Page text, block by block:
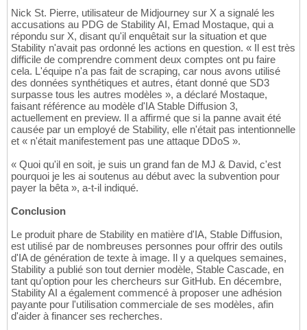
Nick St. Pierre, utilisateur de Midjourney sur X a signalé les
accusations au PDG de Stability AI, Emad Mostaque, qui a
répondu sur X, disant qu'il enquêtait sur la situation et que
Stability n'avait pas ordonné les actions en question. « Il est très
difficile de comprendre comment deux comptes ont pu faire
cela. L'équipe n'a pas fait de scraping, car nous avons utilisé
des données synthétiques et autres, étant donné que SD3
surpasse tous les autres modèles », a déclaré Mostaque,
faisant référence au modèle d'IA Stable Diffusion 3,
actuellement en preview. Il a affirmé que si la panne avait été
causée par un employé de Stability, elle n'était pas intentionnelle
et « n'était manifestement pas une attaque DDoS ».
« Quoi qu'il en soit, je suis un grand fan de MJ & David, c'est
pourquoi je les ai soutenus au début avec la subvention pour
payer la bêta », a-t-il indiqué.
Conclusion
Le produit phare de Stability en matière d'IA, Stable Diffusion,
est utilisé par de nombreuses personnes pour offrir des outils
d'IA de génération de texte à image. Il y a quelques semaines,
Stability a publié son tout dernier modèle, Stable Cascade, en
tant qu'option pour les chercheurs sur GitHub. En décembre,
Stability AI a également commencé à proposer une adhésion
payante pour l'utilisation commerciale de ses modèles, afin
d'aider à financer ses recherches.